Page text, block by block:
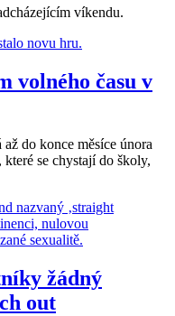
víkendu.
volného času v
do konce měsíce února
se chystají do školy,
žádný
out